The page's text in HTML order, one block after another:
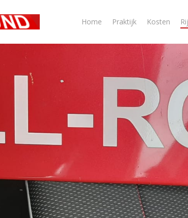
Home Praktijk Kosten